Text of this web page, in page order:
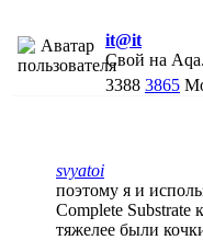
it@it
Свой на
3388 3865
svyatoi
поэтому я и
Complete Substrate
тяжелее были